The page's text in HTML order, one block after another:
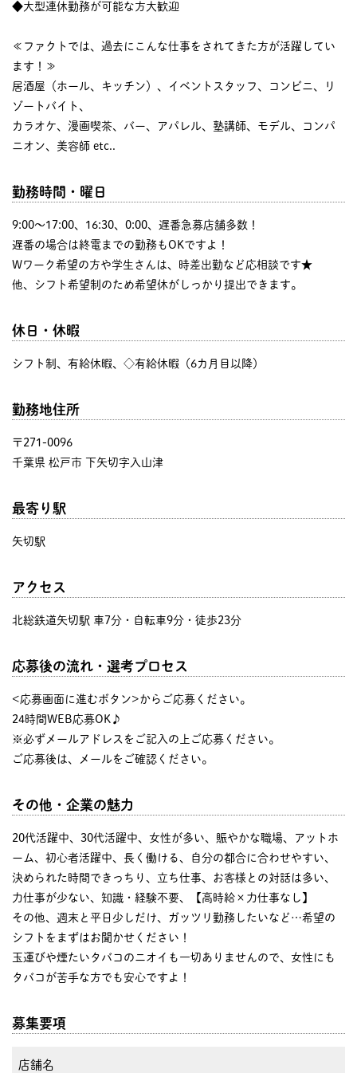
◆大型連休勤務が可能な方大歓迎
≪ファクトでは、過去にこんな仕事をされてきた方が活躍してい
ます！≫
居酒屋（ホール、キッチン）、イベントスタッフ、コンビニ、リ
ゾートバイト、
カラオケ、漫画喫茶、バー、アパレル、塾講師、モデル、コンパ
ニオン、美容師 etc..
勤務時間・曜日
9:00〜17:00、16:30、0:00、遅番急募店舗多数！
遅番の場合は終電までの勤務もOKですよ！
Wワーク希望の方や学生さんは、時差出勤など応相談です★
他、シフト希望制のため希望休がしっかり提出できます。
休日・休暇
シフト制、有給休暇、◇有給休暇（6カ月目以降）
勤務地住所
〒271-0096
千葉県 松戸市 下矢切字入山津
最寄り駅
矢切駅
アクセス
北総鉄道矢切駅 車7分・自転車9分・徒歩23分
応募後の流れ・選考プロセス
<応募画面に進むボタン>からご応募ください。
24時間WEB応募OK♪
※必ずメールアドレスをご記入の上ご応募ください。
ご応募後は、メールをご確認ください。
その他・企業の魅力
20代活躍中、30代活躍中、女性が多い、賑やかな職場、アットホ
ーム、初心者活躍中、長く働ける、自分の都合に合わせやすい、
決められた時間できっちり、立ち仕事、お客様との対話は多い、
力仕事が少ない、知識・経験不要、【高時給×力仕事なし】
その他、週末と平日少しだけ、ガッツリ勤務したいなど…希望の
シフトをまずはお聞かせください！
玉運びや煙たいタバコのニオイも一切ありませんので、女性にも
タバコが苦手な方でも安心ですよ！
募集要項
店舗名